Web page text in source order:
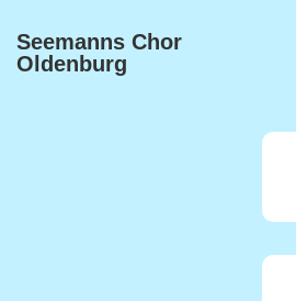
Zum
Inhalt
Seemanns Chor
Oldenburg